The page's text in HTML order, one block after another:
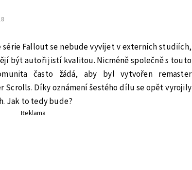
série Fallout se nebude vyvíjet v externích studiích,
být autoři jistí kvalitou. Nicméně společně s touto
často žádá, aby byl vytvořen remaster
Scrolls. Díky oznámení šestého dílu se opět vyrojily
Jak to tedy bude?
Reklama